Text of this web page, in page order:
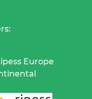
Europe